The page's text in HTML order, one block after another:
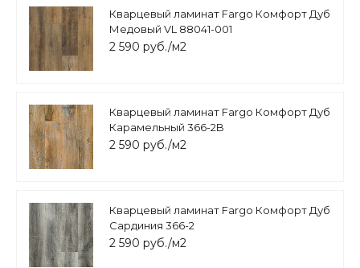
Кварцевый ламинат Fargo Комфорт Дуб
Медовый VL 88041-001
2 590 руб./м2
Кварцевый ламинат Fargo Комфорт Дуб
Карамельный 366-2B
2 590 руб./м2
Кварцевый ламинат Fargo Комфорт Дуб
Сардиния 366-2
2 590 руб./м2